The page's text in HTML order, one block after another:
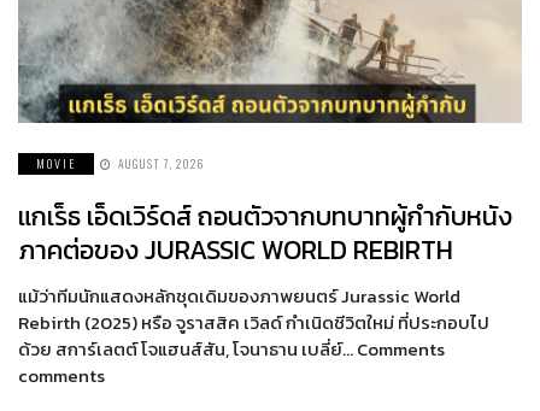
MOVIE AUGUST 7, 2026
แกเร็ธ เอ็ดเวิร์ดส์ ถอนตัวจากบทบาทผู้กำกับหนัง
ภาคต่อของ JURASSIC WORLD REBIRTH
แม้ว่าทีมนักแสดงหลักชุดเดิมของภาพยนตร์ Jurassic World
Rebirth (2025) หรือ จูราสสิค เวิลด์ กำเนิดชีวิตใหม่ ที่ประกอบไป
ด้วย สการ์เลตต์ โจแฮนส์สัน, โจนาธาน เบลี่ย์… Comments
comments